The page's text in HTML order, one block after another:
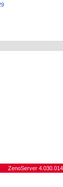
ZenoServer 4.030.014